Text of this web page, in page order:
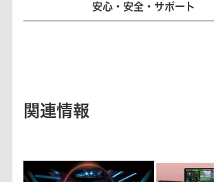
安心・安全・サポート
関連情報